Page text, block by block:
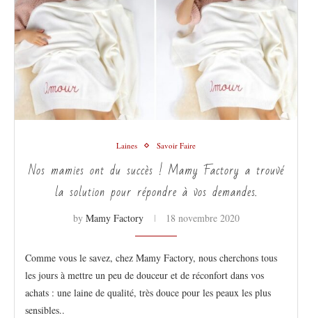
Laines Savoir Faire
Nos mamies ont du succès ! Mamy Factory a trouvé
la solution pour répondre à vos demandes.
by Mamy Factory 18 novembre 2020
Comme vous le savez, chez Mamy Factory, nous cherchons tous
les jours à mettre un peu de douceur et de réconfort dans vos
achats : une laine de qualité, très douce pour les peaux les plus
sensibles..